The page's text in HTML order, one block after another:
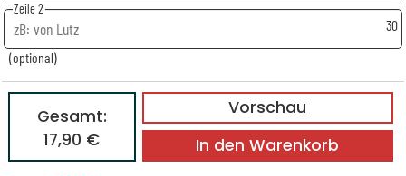
Zeile 2
30
(optional)
Vorschau
Gesamt:
17,90 €
In den Warenkorb